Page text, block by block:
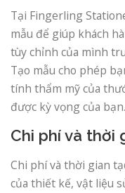
Tại Fingerling
mẫu để giúp khách
tùy chỉnh của mình
Tạo mẫu cho phép
tính thẩm mỹ của
được kỳ vọng của bạn.
Chi phí và thời
Chi phí và thời gian
của thiết kế, vật liệu